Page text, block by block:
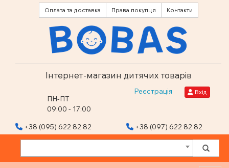
Оплата та доставка Права покупця Контакти
Інтернет-магазин дитячих товарів
ПН-ПТ
09:00 - 17:00
Реєстрація Вхід
+38 (095) 622 82 82 +38 (097) 622 82 82